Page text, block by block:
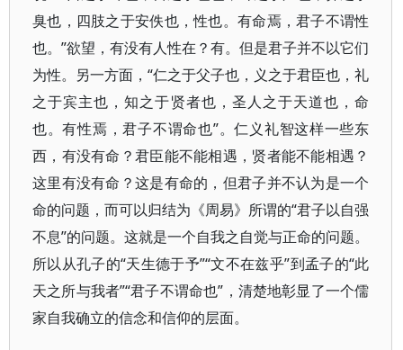
臭也，四肢之于安佚也，性也。有命焉，君子不谓性
也。”欲望，有没有人性在？有。但是君子并不以它们
为性。另一方面，“仁之于父子也，义之于君臣也，礼
之于宾主也，知之于贤者也，圣人之于天道也，命
也。有性焉，君子不谓命也”。仁义礼智这样一些东
西，有没有命？君臣能不能相遇，贤者能不能相遇？
这里有没有命？这是有命的，但君子并不认为是一个
命的问题，而可以归结为《周易》所谓的“君子以自强
不息”的问题。这就是一个自我之自觉与正命的问题。
所以从孔子的“天生德于予”“文不在兹乎”到孟子的“此
天之所与我者”“君子不谓命也”，清楚地彰显了一个儒
家自我确立的信念和信仰的层面。